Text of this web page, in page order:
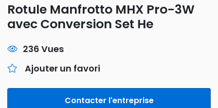
Rotule Manfrotto MHX Pro-3W
avec Conversion Set He
236 Vues
Ajouter un favori
Contacter l'entreprise